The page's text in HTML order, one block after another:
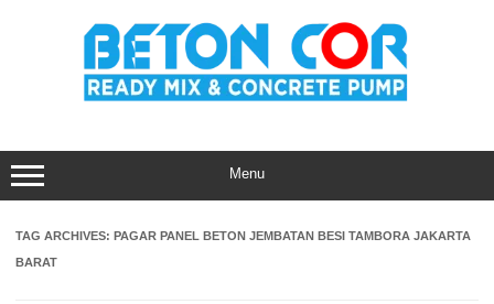
Menu
TAG ARCHIVES: PAGAR PANEL BETON JEMBATAN BESI TAMBORA JAKARTA
BARAT